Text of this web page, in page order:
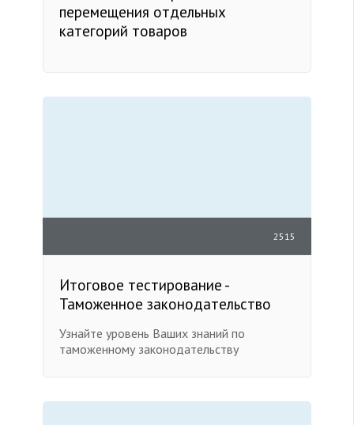
перемещения отдельных
категорий товаров
2515
Итоговое тестирование -
Таможенное законодательство
Узнайте уровень Ваших знаний по
таможенному законодательству